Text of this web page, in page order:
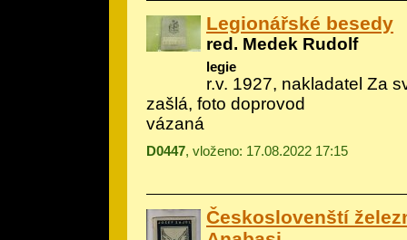
Legionářské besedy
red. Medek Rudolf
legie
r.v. 1927, nakladatel Za
zašlá, foto doprovod
vázaná
D0447, vloženo: 17.08.2022 17:15
Českoslovenští